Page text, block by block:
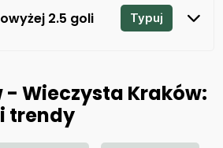
2.5 goli Typuj
- Wieczysta Kraków:
trendy